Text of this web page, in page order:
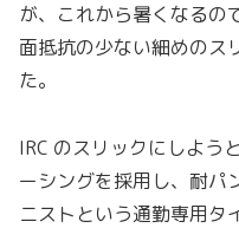
が、これから暑くなるの
面抵抗の少ない細めのス
た。
IRC のスリックにしよう
ーシングを採用し、耐パ
ニストという通勤専用タ